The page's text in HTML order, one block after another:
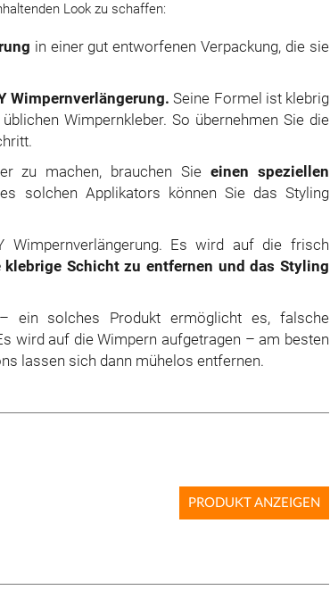
Look zu schaffen:
in einer gut entworfenen Verpackung, die sie
Wimpernverlängerung. Seine Formel ist klebrig
Wimpernkleber. So übernehmen Sie die
zu machen, brauchen Sie einen speziellen
solchen Applikators können Sie das Styling
Es wird auf die frisch
klebrige Schicht zu entfernen und das Styling
ein solches Produkt ermöglicht es, falsche
wird auf die Wimpern aufgetragen – am besten
lassen sich dann mühelos entfernen.
PRODUKT ANZEIGEN